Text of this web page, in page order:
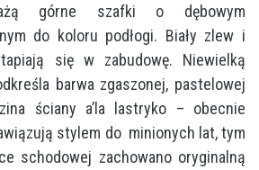
górne szafki o dębowym
do koloru podłogi. Biały zlew i
się w zabudowę. Niewielką
barwa zgaszonej, pastelowej
ściany a’la lastryko – obecnie
stylem do minionych lat, tym
schodowej zachowano oryginalną